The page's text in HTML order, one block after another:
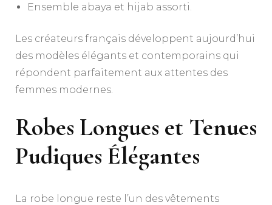
Ensemble abaya et hijab assorti.
Les créateurs français développent aujourd’hui
des modèles élégants et contemporains qui
répondent parfaitement aux attentes des
femmes modernes.
Robes Longues et Tenues
Pudiques Élégantes
La robe longue reste l’un des vêtements